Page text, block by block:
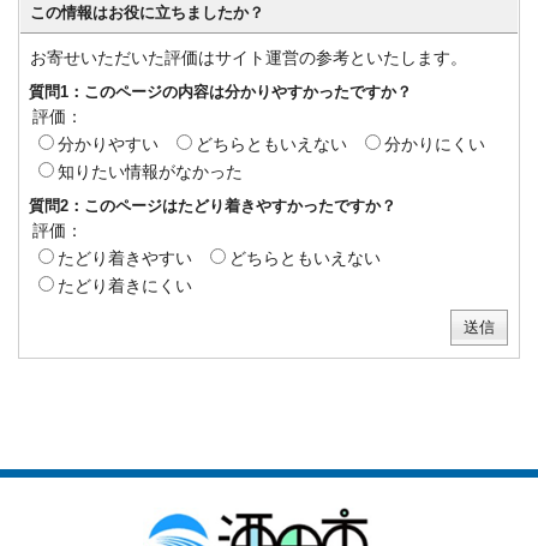
この情報はお役に立ちましたか？
お寄せいただいた評価はサイト運営の参考といたします。
質問1：このページの内容は分かりやすかったですか？
評価：
分かりやすい
どちらともいえない
分かりにくい
知りたい情報がなかった
質問2：このページはたどり着きやすかったですか？
評価：
たどり着きやすい
どちらともいえない
たどり着きにくい